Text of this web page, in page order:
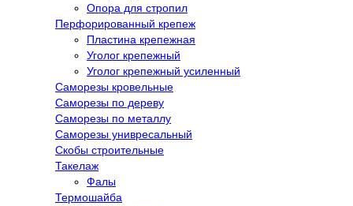
Опора для стропил
Перфорированный крепеж
Пластина крепежная
Уголог крепежный
Уголог крепежный усиленный
Саморезы кровельные
Саморезы по дереву
Саморезы по металлу
Саморезы унивресальный
Скобы строительные
Такелаж
Фалы
Термошайба